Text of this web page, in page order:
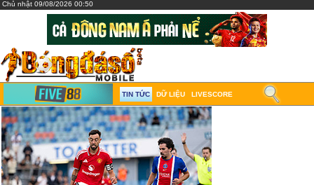
Chủ nhật 09/08/2026 00:50
TIN TỨC DỮ LIỆU LIVESCORE